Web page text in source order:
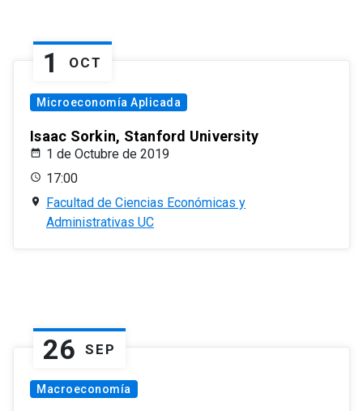
1 OCT
Microeconomía Aplicada
Isaac Sorkin, Stanford University
1 de Octubre de 2019
17:00
Facultad de Ciencias Económicas y
Administrativas UC
26 SEP
Macroeconomía